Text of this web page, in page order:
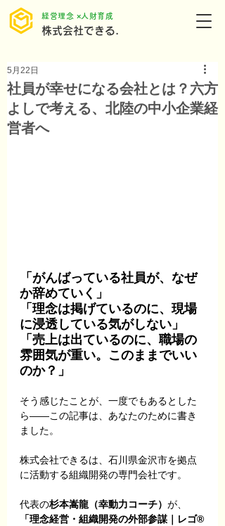
株式会社できる.
​経営理念 ×人財育成
社員が幸せになる会社とは？六方
よしで考える、北陸の中小企業経
営者へ
5月22日
「がんばっている社員が、なぜ
か辞めていく」
「理念は掲げているのに、現場
に浸透している気がしない」
「売上は出ているのに、職場の
雰囲気が重い。このままでいい
のか？」
そう感じたことが、一度でもあるとした
ら――この記事は、あなたのために書き
ました。
株式会社できるは、石川県金沢市を拠点
に活動する組織開発の専門会社です。
代表の杉本嵩龍（幸動力コーチ） が、
「理念経営・組織開発の外部参謀｜レゴ®